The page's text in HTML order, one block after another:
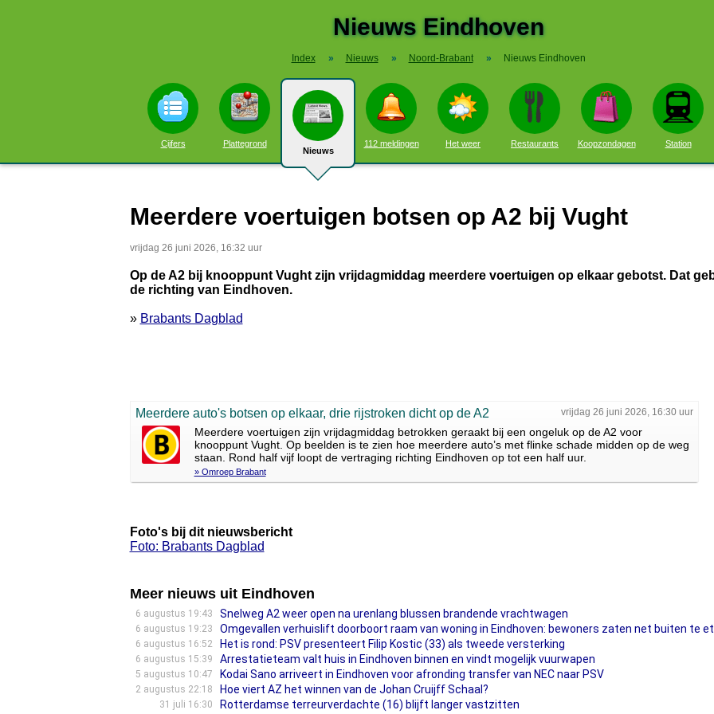
Nieuws Eindhoven
Index » Nieuws » Noord-Brabant » Nieuws Eindhoven
Cijfers Plattegrond
Nieuws
112 meldingen Het weer Restaurants Koopzondagen Station
Meerdere voertuigen botsen op A2 bij Vught
vrijdag 26 juni 2026, 16:32 uur
Op de A2 bij knooppunt Vught zijn vrijdagmiddag meerdere voertuigen op elkaar gebotst. Dat
de richting van Eindhoven.
» Brabants Dagblad
vrijdag 26 juni 2026, 16:30 uur
Meerdere auto's botsen op elkaar, drie rijstroken dicht op de A2
Meerdere voertuigen zijn vrijdagmiddag betrokken geraakt bij een ongeluk op de A2 voor
knooppunt Vught. Op beelden is te zien hoe meerdere auto’s met flinke schade midden op de weg
staan. Rond half vijf loopt de vertraging richting Eindhoven op tot een half uur.
» Omroep Brabant
Foto's bij dit nieuwsbericht
Foto: Brabants Dagblad
Meer nieuws uit Eindhoven
6 augustus 19:43 Snelweg A2 weer open na urenlang blussen brandende vrachtwagen
6 augustus 19:23 Omgevallen verhuislift doorboort raam van woning in Eindhoven: bewoners zaten net buiten te
6 augustus 16:52 Het is rond: PSV presenteert Filip Kostic (33) als tweede versterking
6 augustus 15:39 Arrestatieteam valt huis in Eindhoven binnen en vindt mogelijk vuurwapen
5 augustus 10:47 Kodai Sano arriveert in Eindhoven voor afronding transfer van NEC naar PSV
2 augustus 22:18 Hoe viert AZ het winnen van de Johan Cruijff Schaal?
31 juli 16:30
Rotterdamse terreurverdachte (16) blijft langer vastzitten